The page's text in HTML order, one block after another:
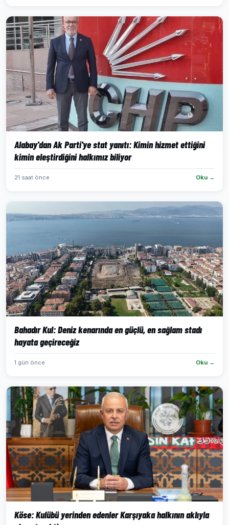
Alabay'dan Ak Parti'ye stat yanıtı: Kimin hizmet ettiğini
kimin eleştirdiğini halkımız biliyor
21 saat önce Oku →
Bahadır Kul: Deniz kenarında en güçlü, en sağlam stadı
hayata geçireceğiz
1 gün önce Oku →
Köse: Kulübü yerinden edenler Karşıyaka halkının aklıyla